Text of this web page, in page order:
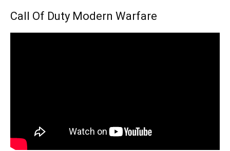
Call Of Duty Modern Warfare